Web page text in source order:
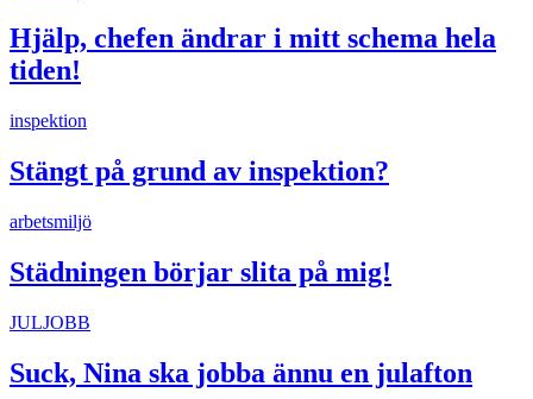
Hjälp, chefen ändrar i mitt schema hela
tiden!
inspektion
Stängt på grund av inspektion?
arbetsmiljö
Städningen börjar slita på mig!
JULJOBB
Suck, Nina ska jobba ännu en julafton